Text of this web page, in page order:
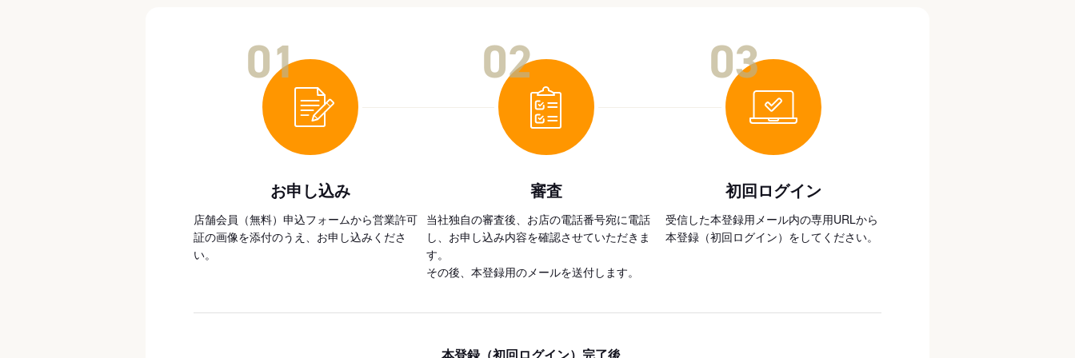
お申し込み
店舗会員（無料）申込フォームから営業許可
証の画像を添付のうえ、お申し込みくださ
い。
審査
当社独自の審査後、お店の電話番号宛に電話
し、お申し込み内容を確認させていただきま
す。
その後、本登録用のメールを送付します。
初回ログイン
受信した本登録用メール内の専用URLから
本登録（初回ログイン）をしてください。